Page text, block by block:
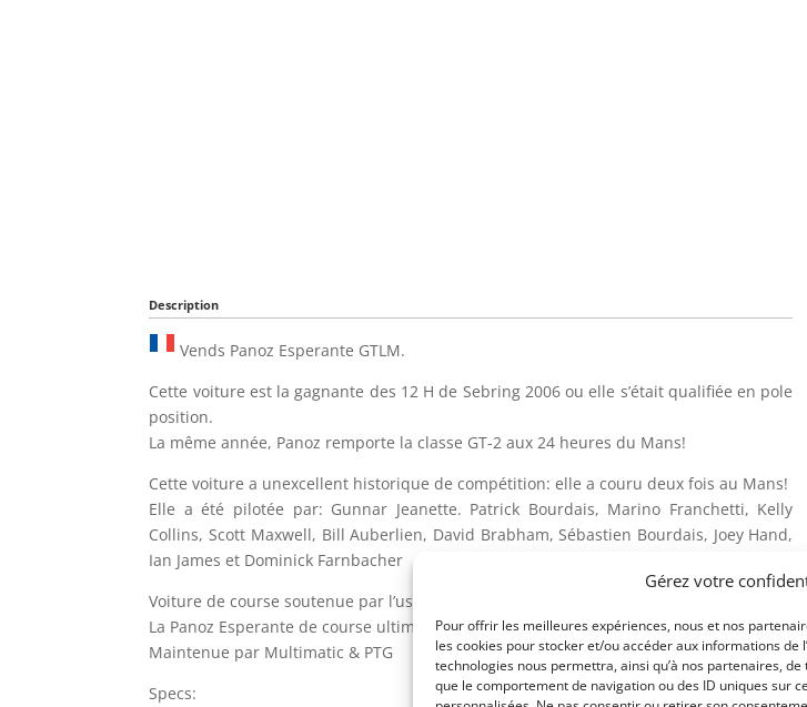
Gérez votre
Pour offrir les meilleures expériences, nous et nos
les cookies pour stocker et/ou accéder aux informations de
technologies nous permettra, ainsi qu’à nos partenaires,
que le comportement de navigation ou des ID uniques sur
Description
Vends Panoz Esperante GTLM.
Cette voiture est la gagnante des 12 H de Sebring 2006 ou elle s’était qualifiée en pole
position.
La même année, Panoz remporte la classe GT-2 aux 24 heures du Mans!
Cette voiture a unexcellent historique de compétition: elle a couru deux fois au Mans!
Elle a été pilotée par: Gunnar Jeanette. Patrick Bourdais, Marino Franchetti, Kelly
Collins, Scott Maxwell, Bill Auberlien, David Brabham, Sébastien Bourdais, Joey Hand,
Ian James et Dominick Farnbacher
Voiture de course soutenue par l’usine Panoz, donc une voiture très bien développée.
La Panoz Esperante de course ultime à collectionner
Maintenue par Multimatic & PTG
Specs: